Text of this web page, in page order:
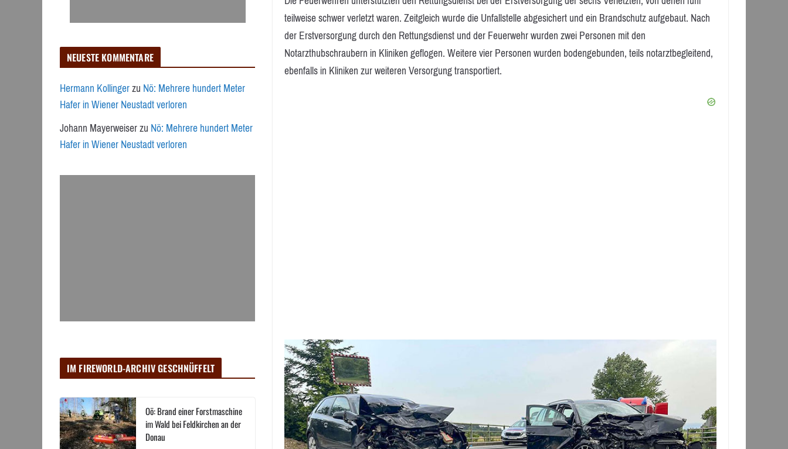
teilweise schwer verletzt waren. Zeitgleich wurde die Unfallstelle abgesichert und ein Brandschutz aufgebaut. Nach
der Erstversorgung durch den Rettungsdienst und der Feuerwehr wurden zwei Personen mit den
Notarzthubschraubern in Kliniken geflogen. Weitere vier Personen wurden bodengebunden, teils notarztbegleitend,
ebenfalls in Kliniken zur weiteren Versorgung transportiert.
NEUESTE KOMMENTARE
Hermann KollingerzuNö: Mehrere hundert Meter
Hafer in Wiener Neustadt verloren
Johann MayerweiserzuNö: Mehrere hundert Meter
Hafer in Wiener Neustadt verloren
IM FIREWORLD-ARCHIV GESCHNÜFFELT
Oö: Brand einer Forstmaschine
im Wald bei Feldkirchen an der
Donau